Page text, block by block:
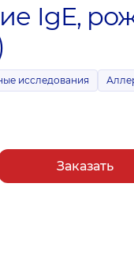
IgE,
исследования
Заказать